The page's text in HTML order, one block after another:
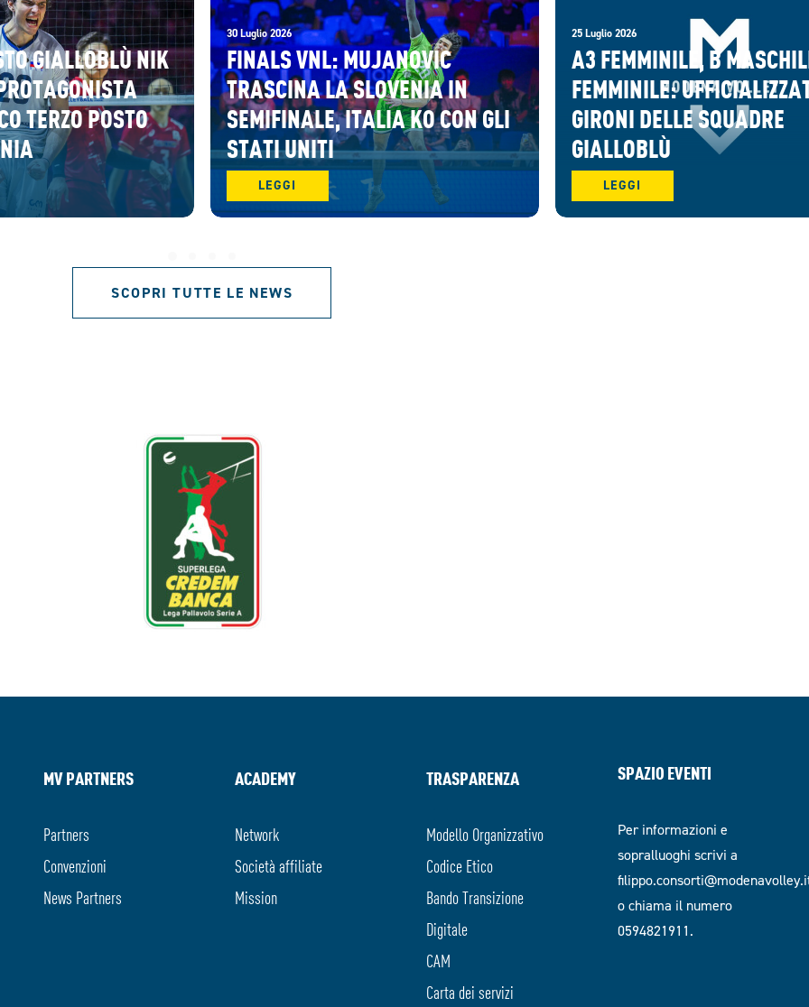
GIALLOBLÙ NIK
TERZO POSTO
30 Luglio 2026
FINALS VNL: MUJANOVIC
TRASCINA LA SLOVENIA IN
SEMIFINALE, ITALIA KO CON GLI
STATI UNITI
LEGGI
25 Luglio 2026
A3 FEMMINILE, B
FEMMINILE:
GIRONI DELLE SQUADRE
GIALLOBLÙ
LEGGI
SCOPRI TUTTE LE NEWS
MV PARTNERS
Partners
Convenzioni
News Partners
ACADEMY
Network
Società affiliate
Mission
TRASPARENZA
Modello Organizzativo
Codice Etico
Bando Transizione
Digitale
CAM
Carta dei servizi
SPAZIO EVENTI
Per informazioni e
sopralluoghi scrivi a
o chiama il numero
0594821911.